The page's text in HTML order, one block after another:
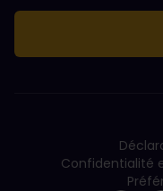
Confidentialité